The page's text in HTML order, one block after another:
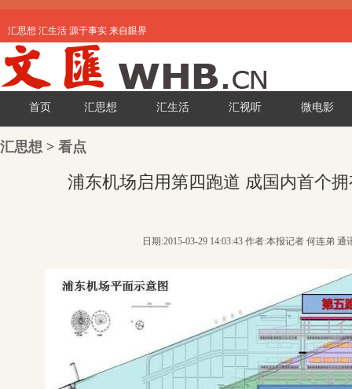
汇思想 汇生活 源于事实 来自眼界
首页 汇思想 汇生活 汇视听 微电影
汇思想 > 看点
浦东机场启用第四跑道 成国内首个
日期:2015-03-29 14:03:43 作者:本报记者 何连弟 通